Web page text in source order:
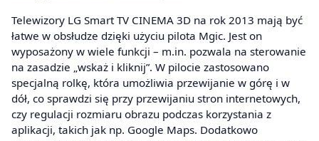
Telewizory LG Smart TV CINEMA 3D na rok 2013 mają być
łatwe w obsłudze dzięki użyciu pilota Mgic. Jest on
wyposażony w wiele funkcji – m.in. pozwala na sterowanie
na zasadzie „wskaż i kliknij”. W pilocie zastosowano
specjalną rolkę, która umożliwia przewijanie w górę i w
dół, co sprawdzi się przy przewijaniu stron internetowych,
czy regulacji rozmiaru obrazu podczas korzystania z
aplikacji, takich jak np. Google Maps. Dodatkowo